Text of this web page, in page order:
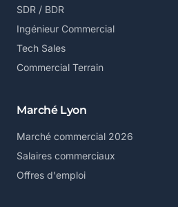
SDR / BDR
Ingénieur Commercial
Tech Sales
Commercial Terrain
Marché Lyon
Marché commercial 2026
Salaires commerciaux
Offres d'emploi